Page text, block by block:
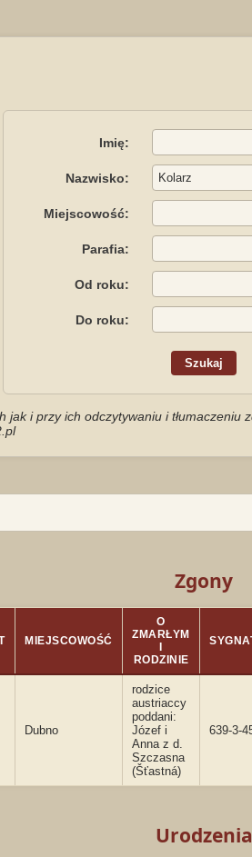
Imię:
Nazwisko:
Miejscowość:
Parafia:
Od roku:
Do roku:
jak i przy ich odczytywaniu i tłumaczeniu
Zgony
MIEJSCOWOŚĆ
O
ZMARŁYM
RODZINIE
Dubno
rodzice
austriaccy
poddani:
Józef i
Anna z d.
Szczasna
(Šťastná)
639-3-
Urodzenia